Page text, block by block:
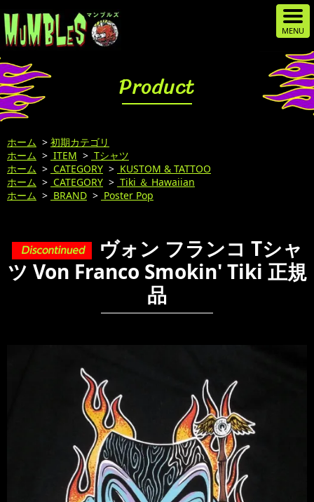
Product
ホーム > 初期カテゴリ
ホーム > ITEM > Tシャツ
ホーム > CATEGORY > KUSTOM & TATTOO
ホーム > CATEGORY > Tiki ＆ Hawaiian
ホーム > BRAND > Poster Pop
ヴォン フランコ Tシャ
ツ Von Franco Smokin' Tiki 正規
品